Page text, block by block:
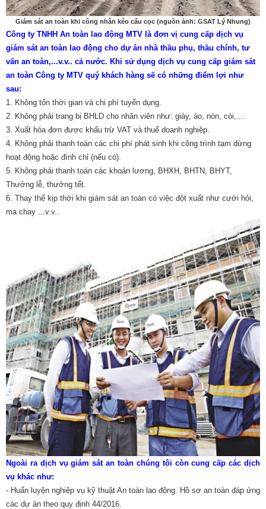
Giám sát an toàn khi công nhân kéo cẩu cọc (nguồn ảnh: GSAT Lý Nhung)
Công ty TNHH An toàn lao động MTV là đơn vị cung cấp dịch vụ
giám sát an toàn lao động cho dự án nhà thầu phụ, thầu chính, tư
vấn an toàn,...v.v.. cả nước. Khi sử dụng dịch vụ cung cấp giám sát
an toàn Công ty MTV quý khách hàng sẽ có những điểm lợi như
sau:
1. Không tốn thời gian và chi phí tuyển dụng.
2. Không phải trang bị BHLD cho nhân viên như: giày, áo, nón, còi,....
3. Xuất hóa đơn được khấu trừ VAT và thuế doanh nghiệp.
4. Không phải thanh toán các chi phí phát sinh khi công trình tạm dừng
hoạt động hoặc đình chỉ (nếu có).
5. Không phải thanh toán các khoản lương, BHXH, BHTN, BHYT,
Thưởng lễ, thưởng tết.
6. Thay thế kịp thời khi giám sát an toàn có việc đột xuất như cưới hỏi,
ma chay ...v.v..
Ngoài ra dịch vụ giám sát an toàn chúng tôi còn cung cấp các dịch
vụ khác như:
- Huấn luyện nghiệp vụ kỹ thuật An toàn lao động. Hồ sơ an toàn đáp ứng
các dự án theo quy định 44/2016.